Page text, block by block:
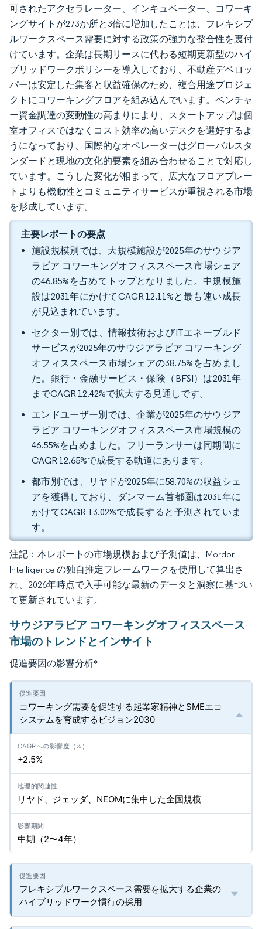
可されたアクセラレーター、インキュベーター、コワーキ
ングサイトが273か所と3倍に増加したことは、フレキシブ
ルワークスペース需要に対する政策の強力な整合性を裏付
けています。企業は長期リースに代わる短期更新型のハイ
ブリッドワークポリシーを導入しており、不動産デベロッ
パーは安定した集客と収益確保のため、複合用途プロジェ
クトにコワーキングフロアを組み込んでいます。ベンチャ
ー資金調達の変動性の高まりにより、スタートアップは個
室オフィスではなくコスト効率の高いデスクを選好するよ
うになっており、国際的なオペレーターはグローバルスタ
ンダードと現地の文化的要素を組み合わせることで対応し
ています。こうした変化が相まって、広大なフロアプレー
トよりも機動性とコミュニティサービスが重視される市場
を形成しています。
主要レポートの要点
施設規模別では、大規模施設が2025年のサウジア
ラビア コワーキングオフィススペース市場シェア
の46.85%を占めてトップとなりました。中規模施
設は2031年にかけてCAGR 12.11%と最も速い成長
が見込まれています。
セクター別では、情報技術およびITエネーブルド
サービスが2025年のサウジアラビア コワーキング
オフィススペース市場シェアの38.75%を占めまし
た。銀行・金融サービス・保険（BFSI）は2031年
までCAGR 12.42%で拡大する見通しです。
エンドユーザー別では、企業が2025年のサウジア
ラビア コワーキングオフィススペース市場規模の
46.55%を占めました。フリーランサーは同期間に
CAGR 12.65%で成長する軌道にあります。
都市別では、リヤドが2025年に58.70%の収益シェ
アを獲得しており、ダンマーム首都圏は2031年に
かけてCAGR 13.02%で成長すると予測されていま
す。
注記：本レポートの市場規模および予測値は、Mordor
Intelligence の独自推定フレームワークを使用して算出さ
れ、2026年時点で入手可能な最新のデータと洞察に基づい
て更新されています。
サウジアラビア コワーキングオフィススペース
市場のトレンドとインサイト
促進要因の影響分析*
コワーキング需要を促進する起業家精神とSMEエコ
システムを育成するビジョン2030
+2.5%
リヤド、ジェッダ、NEOMに集中した全国規模
中期（2〜4年）
フレキシブルワークスペース需要を拡大する企業の
ハイブリッドワーク慣行の採用